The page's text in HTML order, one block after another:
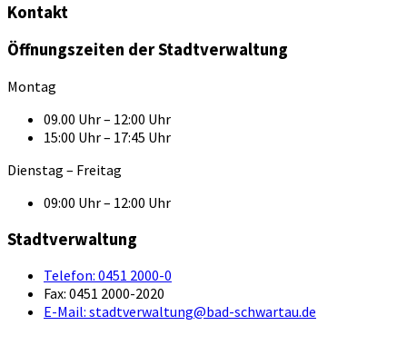
Kontakt
Öffnungszeiten der Stadtverwaltung
Montag
09.00 Uhr – 12:00 Uhr
15:00 Uhr – 17:45 Uhr
Dienstag – Freitag
09:00 Uhr – 12:00 Uhr
Stadtverwaltung
Telefon: 0451 2000-0
Fax: 0451 2000-2020
E-Mail: stadtverwaltung@bad-schwartau.de